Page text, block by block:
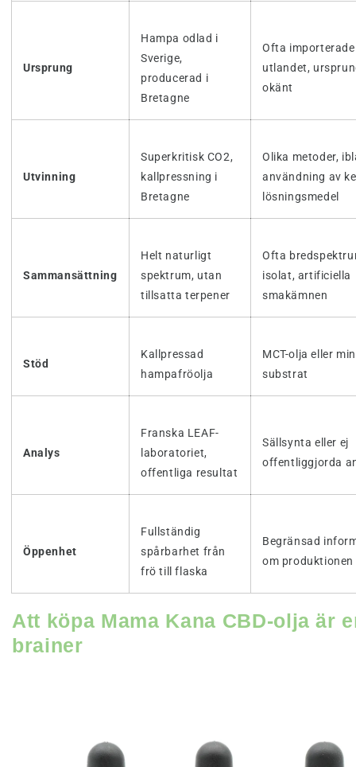
Ursprung
Hampa odlad i
Sverige,
producerad i
Bretagne
Ofta
utlandet,
okänt
Utvinning
Superkritisk CO2,
kallpressning i
Bretagne
Olika metoder,
användning av
lösningsmedel
Sammansättning
Helt naturligt
spektrum, utan
tillsatta terpener
Ofta
isolat, artificiella
smakämnen
Stöd
Kallpressad
hampafröolja
MCT-olja eller
substrat
Analys
Franska LEAF-
laboratoriet,
offentliga resultat
Sällsynta eller ej
offentliggjorda
Öppenhet
Fullständig
spårbarhet från
frö till flaska
Begränsad
om produktionen
Att köpa Mama Kana CBD-olja är
brainer